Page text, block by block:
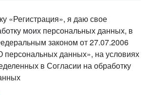
«Регистрация», я даю свое
моих персональных данных, в
законом от 27.07.2006
данных», на условиях
в Согласии на обработку